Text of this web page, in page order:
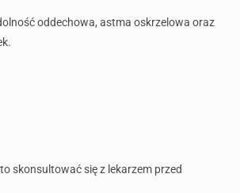
oddechowa, astma oskrzelowa oraz
skonsultować się z lekarzem przed